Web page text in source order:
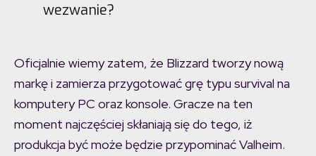
wezwanie?
Oficjalnie wiemy zatem, że Blizzard tworzy nową
markę i zamierza przygotować grę typu survival na
komputery PC oraz konsole. Gracze na ten
moment najczęściej skłaniają się do tego, iż
produkcja być może będzie przypominać Valheim.